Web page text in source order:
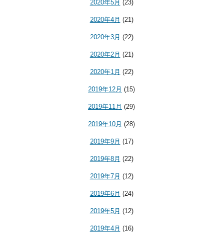
2020年5月 (23)
2020年4月 (21)
2020年3月 (22)
2020年2月 (21)
2020年1月 (22)
2019年12月 (15)
2019年11月 (29)
2019年10月 (28)
2019年9月 (17)
2019年8月 (22)
2019年7月 (12)
2019年6月 (24)
2019年5月 (12)
2019年4月 (16)